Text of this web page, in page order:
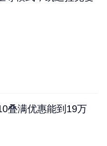
叠满优惠能到19万